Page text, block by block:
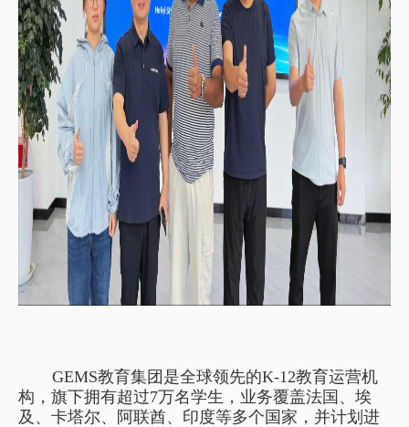
GEMS教育集团是全球领先的K-12教育运营机
构，旗下拥有超过7万名学生，业务覆盖法国、埃
及、卡塔尔、阿联酋、印度等多个国家，并计划进